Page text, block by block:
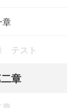
テスト
章